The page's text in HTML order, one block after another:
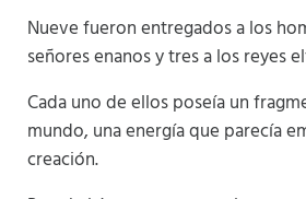
Nueve fueron entregados a los
señores enanos y tres a los reyes
Cada uno de ellos poseía un
mundo, una energía que parecía
creación.